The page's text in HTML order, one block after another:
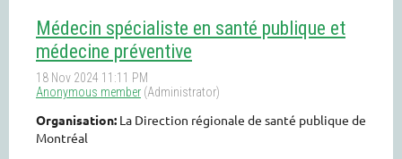
Médecin spécialiste en santé publique et
médecine préventive
Organisation: La Direction régionale de santé publique de
Montréal